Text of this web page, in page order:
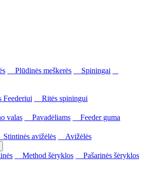
Plūdinės meškerės
Spiningai
Ritės spiningui
valas Pavadėliams
Feeder guma
Stintinės avižėlės
Avižėlės
Method šėryklos
Pašarinės šėryklos